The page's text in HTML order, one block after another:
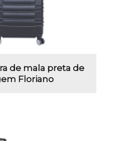
de mala preta de
Floriano